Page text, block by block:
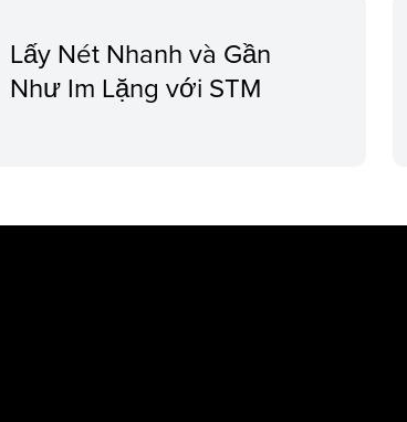
Lấy Nét Nhanh và Gần
Như Im Lặng với STM